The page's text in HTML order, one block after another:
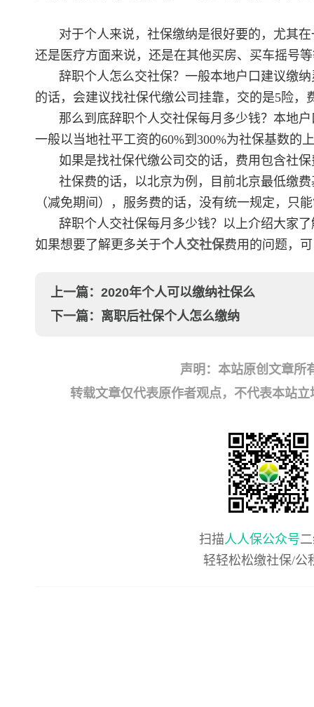
对于个人来说，社保缴纳是很好要的，尤其
还是医疗方面来说，还是在其他买房、买车摇号
辞职个人怎么交社保？一般本地户口建议缴
的话，会建议找社保代缴公司挂靠，交的是5险，
那么到底辞职个人交社保每月多少钱？本地
一般以当地社平工资的60%到300%为社保基数的
如果是找社保代缴公司交的话，费用包含社
社保费的话，以北京为例，目前北京最低缴
（减免期间），服务费的话，没有统一规定，只
辞职个人交社保每月多少钱？以上介绍大家
如果想要了解更多关于个人交社保费用的问题，
上一篇： 2020年个人可以缴纳社保么
下一篇： 离职后社保个人怎么缴纳
声明：本站原创文章所
转载文章仅代表原作者观点，不代表本站
扫描人人保公众号
轻轻松松缴社保/公